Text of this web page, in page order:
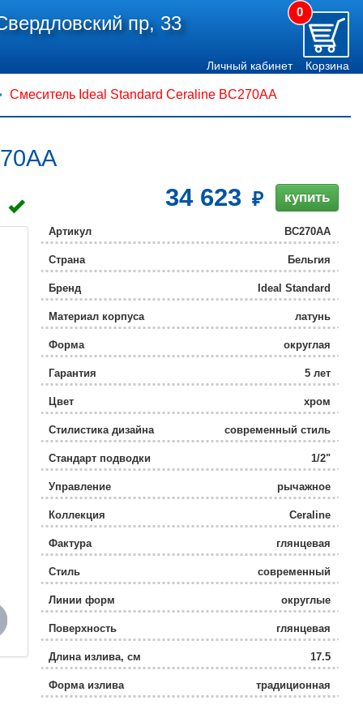
пр, 33
0
Личный кабинет Корзина
Смеситель Ideal Standard Ceraline BC270AA
34 623 купить
Артикул BC270AA
Страна Бельгия
Бренд Ideal Standard
Материал корпуса латунь
Форма округлая
Гарантия 5 лет
Цвет хром
Стилистика дизайна современный стиль
Стандарт подводки 1/2"
Управление рычажное
Коллекция Ceraline
Фактура глянцевая
Стиль современный
Линии форм округлые
Поверхность глянцевая
Длина излива, см 17.5
Форма излива традиционная